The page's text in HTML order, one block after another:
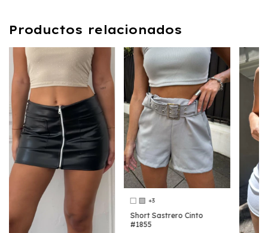
Productos relacionados
+3
Short Sastrero Cinto
#1855